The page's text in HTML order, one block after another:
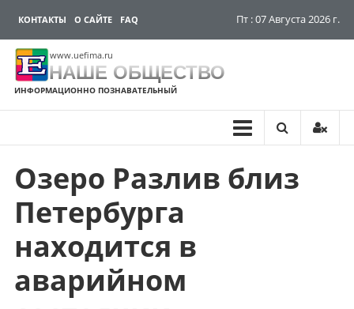
КОНТАКТЫ О САЙТЕ FAQ Пт : 07 Августа 2026 г.
www.uefima.ru
НАШЕ ОБЩЕСТВО
ИНФОРМАЦИОННО ПОЗНАВАТЕЛЬНЫЙ
Перейти
содержимому
Озеро Разлив близ
Петербурга
находится в
аварийном